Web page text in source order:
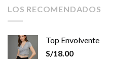
LOS RECOMENDADOS
Top Envolvente
S/18.00